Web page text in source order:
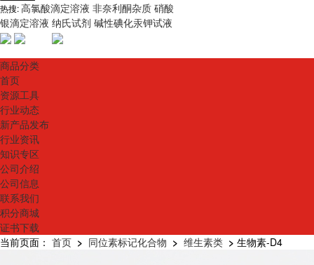
热搜:高氯酸滴定溶液 非奈利酮杂质 硝酸
银滴定溶液 纳氏试剂 碱性碘化汞钾试液
商品分类
首页
资源工具
行业动态
新产品发布
行业资讯
知识专区
公司介绍
公司信息
联系我们
积分商城
证书下载
当前页面： 首页 > 同位素标记化合物 > 维生素类 > 生物素-D4